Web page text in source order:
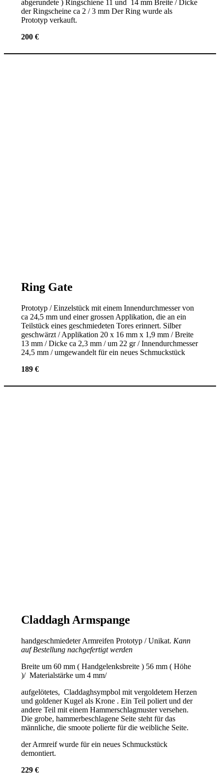
abgerundete ) Ringschiene 11 und 14 mm Breite / Dicke
der Ringscheine ca 2 / 3 mm Der Ring wurde als
Prototyp verkauft.
200 €
Ring Gate
Prototyp / Einzelstück mit einem Innendurchmesser von
ca 24,5 mm und einer grossen Applikation, die an ein
Teilstück eines geschmiedeten Tores erinnert. Silber
geschwärzt / Applikation 20 x 16 mm x 1,9 mm / Breite
13 mm / Dicke ca 2,3 mm / um 22 gr / Innendurchmesser
24,5 mm / umgewandelt für ein neues Schmuckstück
189 €
Claddagh Armspange
handgeschmiedeter Armreifen Prototyp / Unikat. Kann
auf Bestellung nachgefertigt werden
Breite um 60 mm ( Handgelenksbreite ) 56 mm ( Höhe
)/ Materialstärke um 4 mm/
aufgelötetes, Claddaghsympbol mit vergoldetem Herzen
und goldener Kugel als Krone . Ein Teil poliert und der
andere Teil mit einem Hammerschlagmuster versehen.
Die grobe, hammerbeschlagene Seite steht für das
männliche, die smoote polierte für die weibliche Seite.
der Armreif wurde für ein neues Schmuckstück
demontiert.
229 €